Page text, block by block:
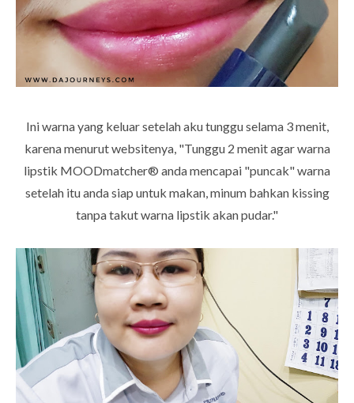
Ini warna yang keluar setelah aku tunggu selama 3 menit,
karena menurut websitenya, "Tunggu 2 menit agar warna
lipstik MOODmatcher® anda mencapai "puncak" warna
setelah itu anda siap untuk makan, minum bahkan kissing
tanpa takut warna lipstik akan pudar."